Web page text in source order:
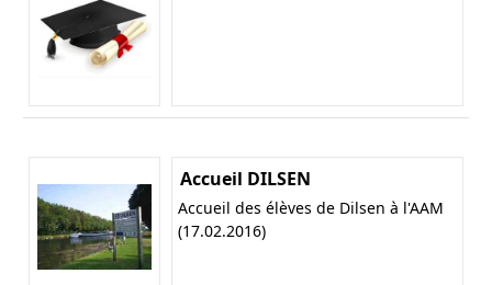
Accueil DILSEN
Accueil des élèves de Dilsen à l'AAM
(17.02.2016)